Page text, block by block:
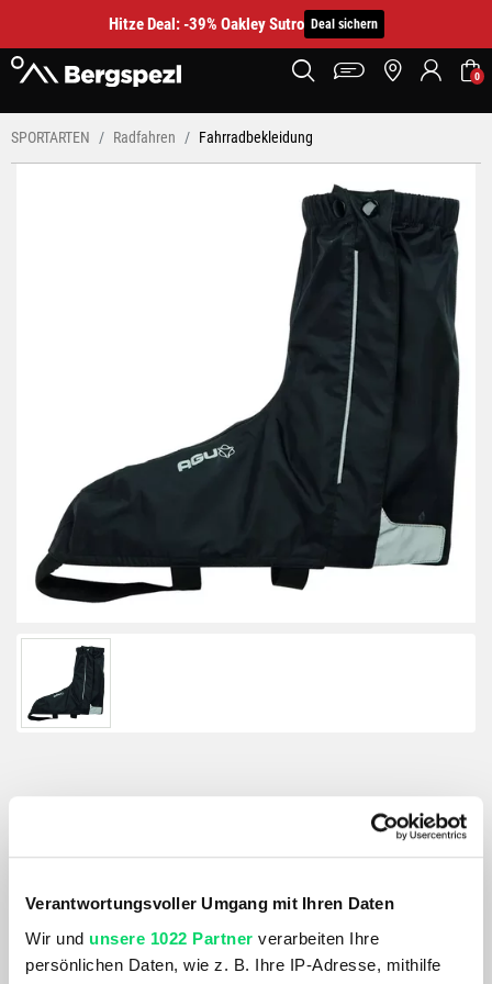
Verantwortungsvoller Umgang mit Ihren Daten
Wir und unsere 1022 Partner verarbeiten Ihre
persönlichen Daten, wie z. B. Ihre IP-Adresse, mithilfe
Hitze Deal: -39% Oakley Sutro Deal sichern
0
SPORTARTEN Radfahren Fahrradbekleidung
AGU Regen-Überschuhe Essential
Reflection
Größe:
GRÖSSE VARIANTE WÄHLEN